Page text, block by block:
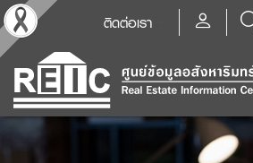
ติดต่อเรา